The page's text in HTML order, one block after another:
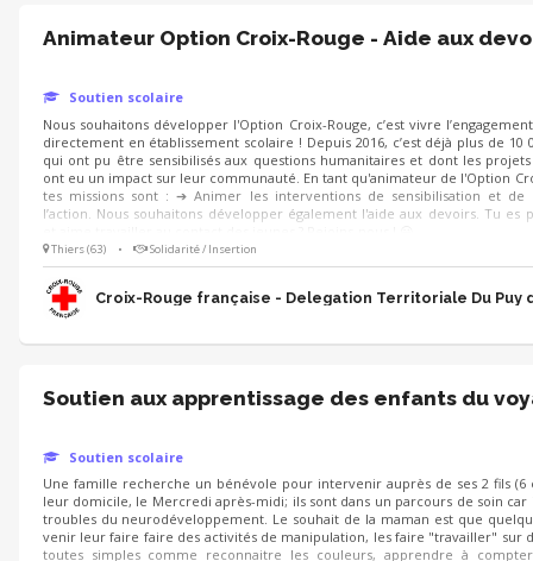
Animateur Option Croix-Rouge - Aide aux
Soutien scolaire
Nous souhaitons développer l'Option Croix-Rouge, c’est vivre
directement en établissement scolaire ! Depuis 2016, c’est déjà plus de 10
qui ont pu être sensibilisés aux questions humanitaires et dont les
ont eu un impact sur leur communauté. En tant qu'animateur de l'Option
tes missions sont : ➔ Animer les interventions de sensibilisation et de
l’action. Nous souhaitons développer également l'aide aux devoirs. Tu es
Thiers (63) • Solidarité / Insertion
Croix-Rouge française - Delegation Territoriale Du Puy
Soutien aux apprentissage des enfants du
Soutien scolaire
Une famille recherche un bénévole pour intervenir auprès de ses 2 fils (6
leur domicile, le Mercredi après-midi; ils sont dans un parcours de soin car
troubles du neurodéveloppement. Le souhait de la maman est que
venir leur faire faire des activités de manipulation, les faire "travailler" sur
toutes simples comme reconnaitre les couleurs, apprendre à